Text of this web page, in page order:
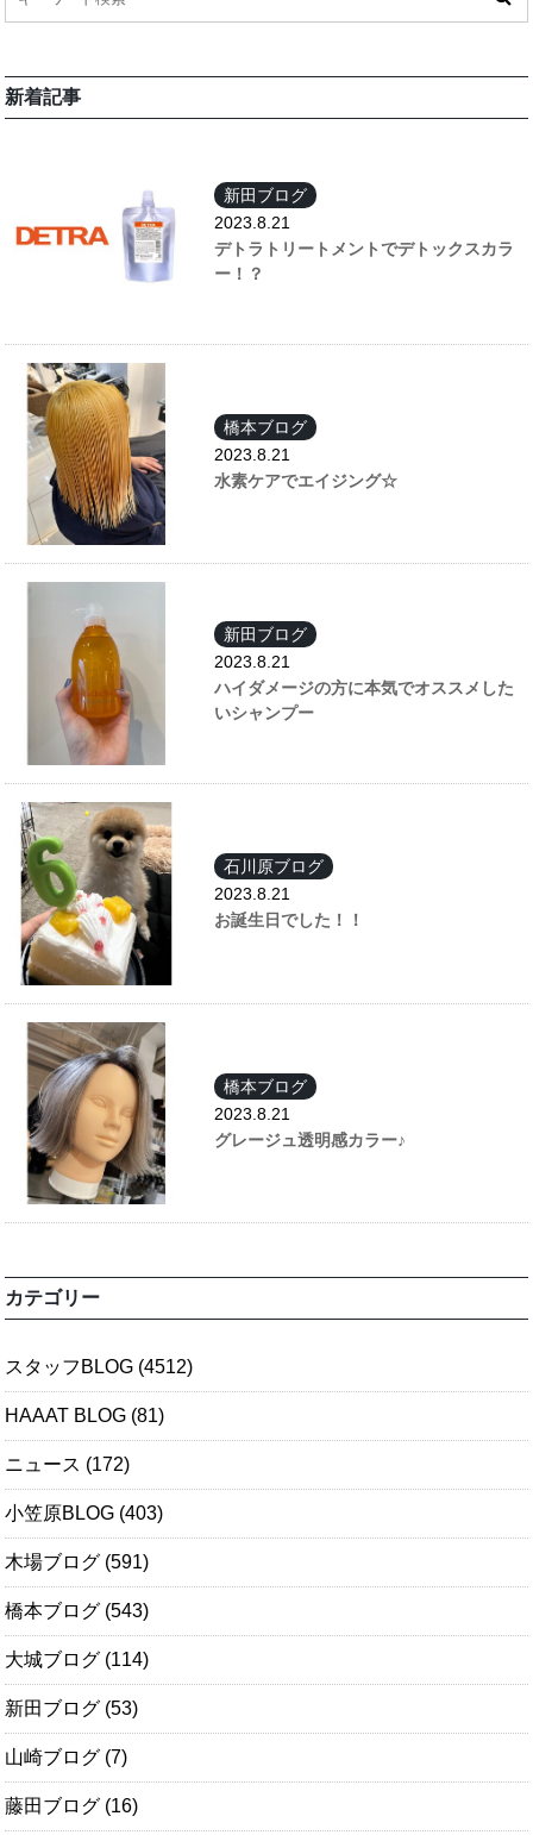
新着記事
新田ブログ
2023.8.21
デトラトリートメントでデトックスカラ
ー！？
橋本ブログ
2023.8.21
水素ケアでエイジング☆
新田ブログ
2023.8.21
ハイダメージの方に本気でオススメした
いシャンプー
石川原ブログ
2023.8.21
お誕生日でした！！
橋本ブログ
2023.8.21
グレージュ透明感カラー♪
カテゴリー
スタッフBLOG (4512)
HAAAT BLOG (81)
ニュース (172)
小笠原BLOG (403)
木場ブログ (591)
橋本ブログ (543)
大城ブログ (114)
新田ブログ (53)
山崎ブログ (7)
藤田ブログ (16)